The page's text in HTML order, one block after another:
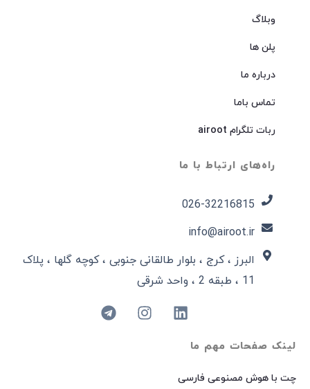
لینک صفحات مهم ما
چت با هوش مصنوعی فارسی
وبلاگ
پلن ها
درباره ما
تماس باما
ربات تلگرام airoot
راه‌های ارتباط با ما
026-32216815​
info@airoot.ir
البرز ، کرج ، بلوار طالقانی جنوبی ، کوچه گلها ، پلاک
11 ، طبقه 2 ، واحد شرقی